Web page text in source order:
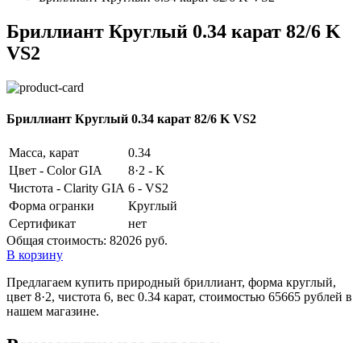
Бриллиант Круглый 0.34 карат 82/6 K
VS2
Бриллиант Круглый 0.34 карат 82/6 K VS2
Масса, карат
0.34
Цвет - Color GIA
8·2 - K
Чистота - Clarity GIA 6 - VS2
Форма огранки
Круглый
Сертификат
нет
Общая стоимость: 82026 руб.
В корзину
Предлагаем купить природный бриллиант, форма круглый,
цвет 8·2, чистота 6, вес 0.34 карат, стоимостью 65665 рублей в
нашем магазине.